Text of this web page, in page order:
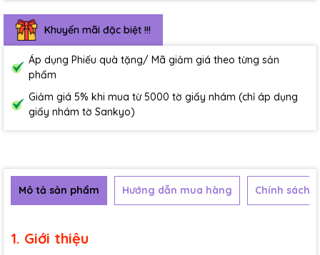
Khuyến mãi đặc biệt !!!
Áp dụng Phiếu quà tặng/ Mã giảm giá theo từng sản
phẩm
Giảm giá 5% khi mua từ 5000 tờ giấy nhám (chỉ áp dụng
giấy nhám tờ Sankyo)
Mô tả sản phẩm Hướng dẫn mua hàng Chính sách
1. Giới thiệu